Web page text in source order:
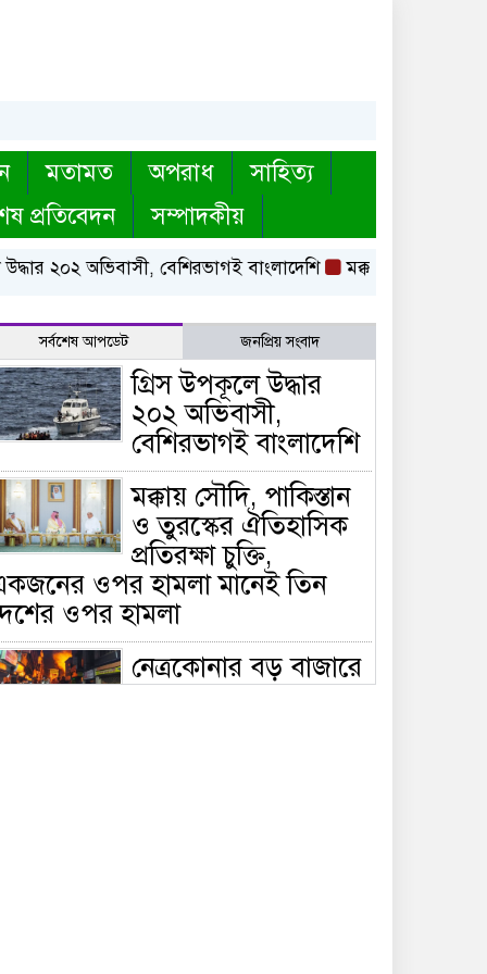
মতামত অপরাধ
সাহিত্য
প্রতিবেদন সম্পাদকীয়
২০২ অভিবাসী, বেশিরভাগই বাংলাদেশি মক্কায় সৌদি, পাকিস্তান
সর্বশেষ আপডেট জনপ্রিয় সংবাদ
গ্রিস উপকূলে উদ্ধার
২০২ অভিবাসী,
বেশিরভাগই বাংলাদেশি
মক্কায় সৌদি, পাকিস্তান
ও তুরস্কের ঐতিহাসিক
প্রতিরক্ষা চুক্তি,
ওপর হামলা মানেই তিন
ওপর হামলা
নেত্রকোনার বড় বাজারে
ভয়াবহ আগুন, পুড়ছে ৫